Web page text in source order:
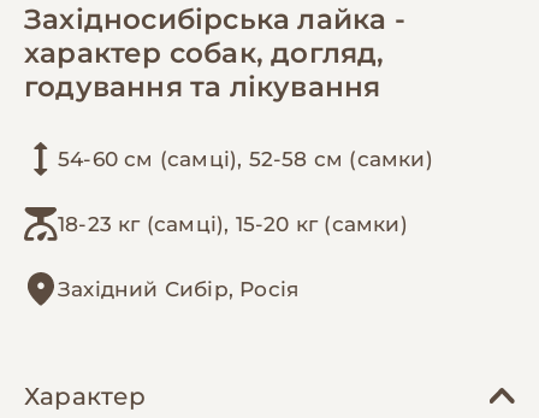
Західносибірська лайка -
характер собак, догляд,
годування та лікування
54-60 см (самці), 52-58 см (самки)
18-23 кг (самці), 15-20 кг (самки)
Західний Сибір, Росія
Характер